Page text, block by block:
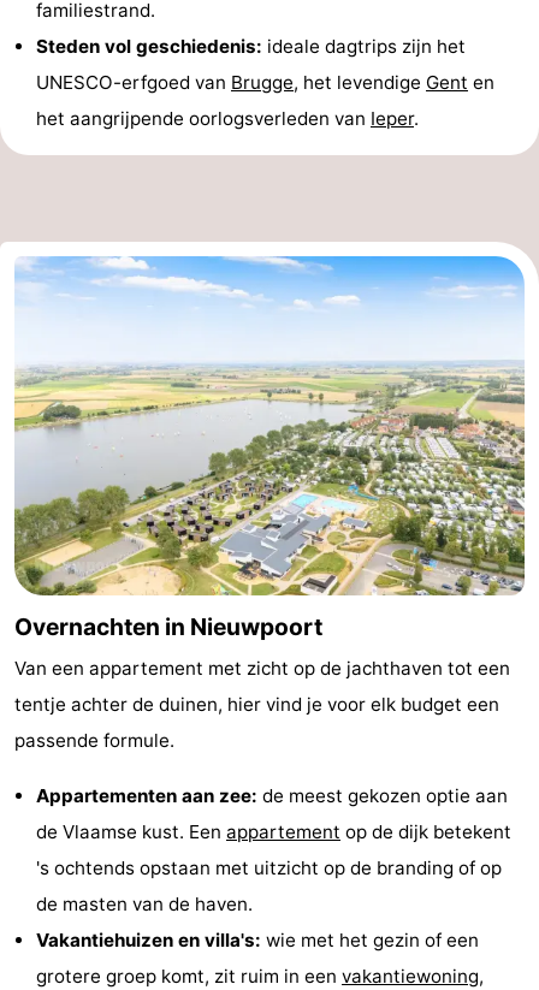
familiestrand.
Steden vol geschiedenis: ideale dagtrips zijn het
UNESCO-erfgoed van Brugge, het levendige Gent en
het aangrijpende oorlogsverleden van Ieper.
Overnachten in Nieuwpoort
Van een appartement met zicht op de jachthaven tot een
tentje achter de duinen, hier vind je voor elk budget een
passende formule.
Appartementen aan zee: de meest gekozen optie aan
de Vlaamse kust. Een appartement op de dijk betekent
's ochtends opstaan met uitzicht op de branding of op
de masten van de haven.
Vakantiehuizen en villa's: wie met het gezin of een
grotere groep komt, zit ruim in een vakantiewoning,